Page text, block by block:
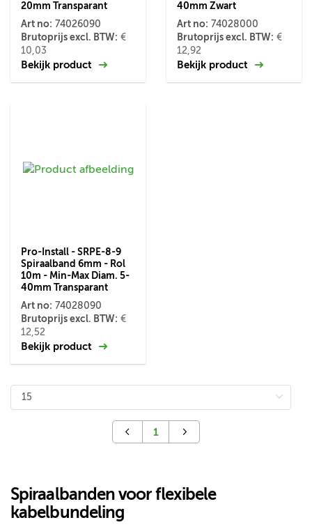
20mm Transparant
Art no: 74026090
Brutoprijs excl. BTW: €
10,03
Bekijk product
40mm Zwart
Art no: 74028000
Brutoprijs excl. BTW: €
12,92
Bekijk product
Pro-Install - SRPE-8-9
Spiraalband 6mm - Rol
10m - Min-Max Diam. 5-
40mm Transparant
Art no: 74028090
Brutoprijs excl. BTW: €
12,52
Bekijk product
1
Spiraalbanden voor flexibele
kabelbundeling